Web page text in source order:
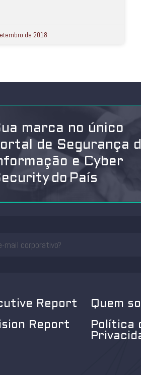
de 2018
marca no único
de Segurança
e Cyber
do País
Report
Report
Quem
Política